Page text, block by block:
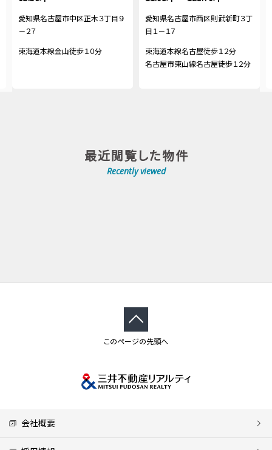
愛知県名古屋市中区正木３丁目９
－２７
東海道本線金山徒歩１０分
愛知県名古屋市西区則武新町３丁
目１－１７
東海道本線名古屋徒歩１２分
名古屋市東山線名古屋徒歩１２分
最近閲覧した物件
Recently viewed
このページの先頭へ
会社概要